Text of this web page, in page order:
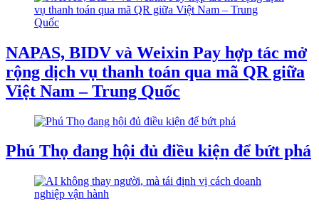
NAPAS, BIDV và Weixin Pay hợp tác mở
rộng dịch vụ thanh toán qua mã QR giữa
Việt Nam – Trung Quốc
Phú Thọ đang hội đủ điều kiện để bứt phá